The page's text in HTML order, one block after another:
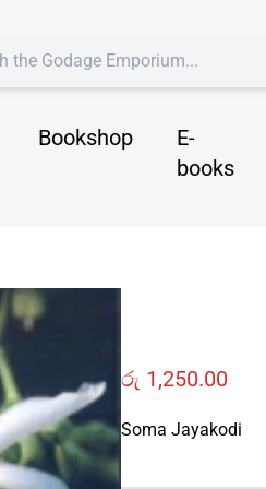
Bookshop
E-
books
රු 1,250.00
Soma Jayakodi